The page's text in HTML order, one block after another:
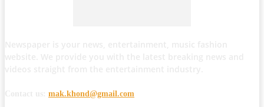
mak.khond@gmail.com